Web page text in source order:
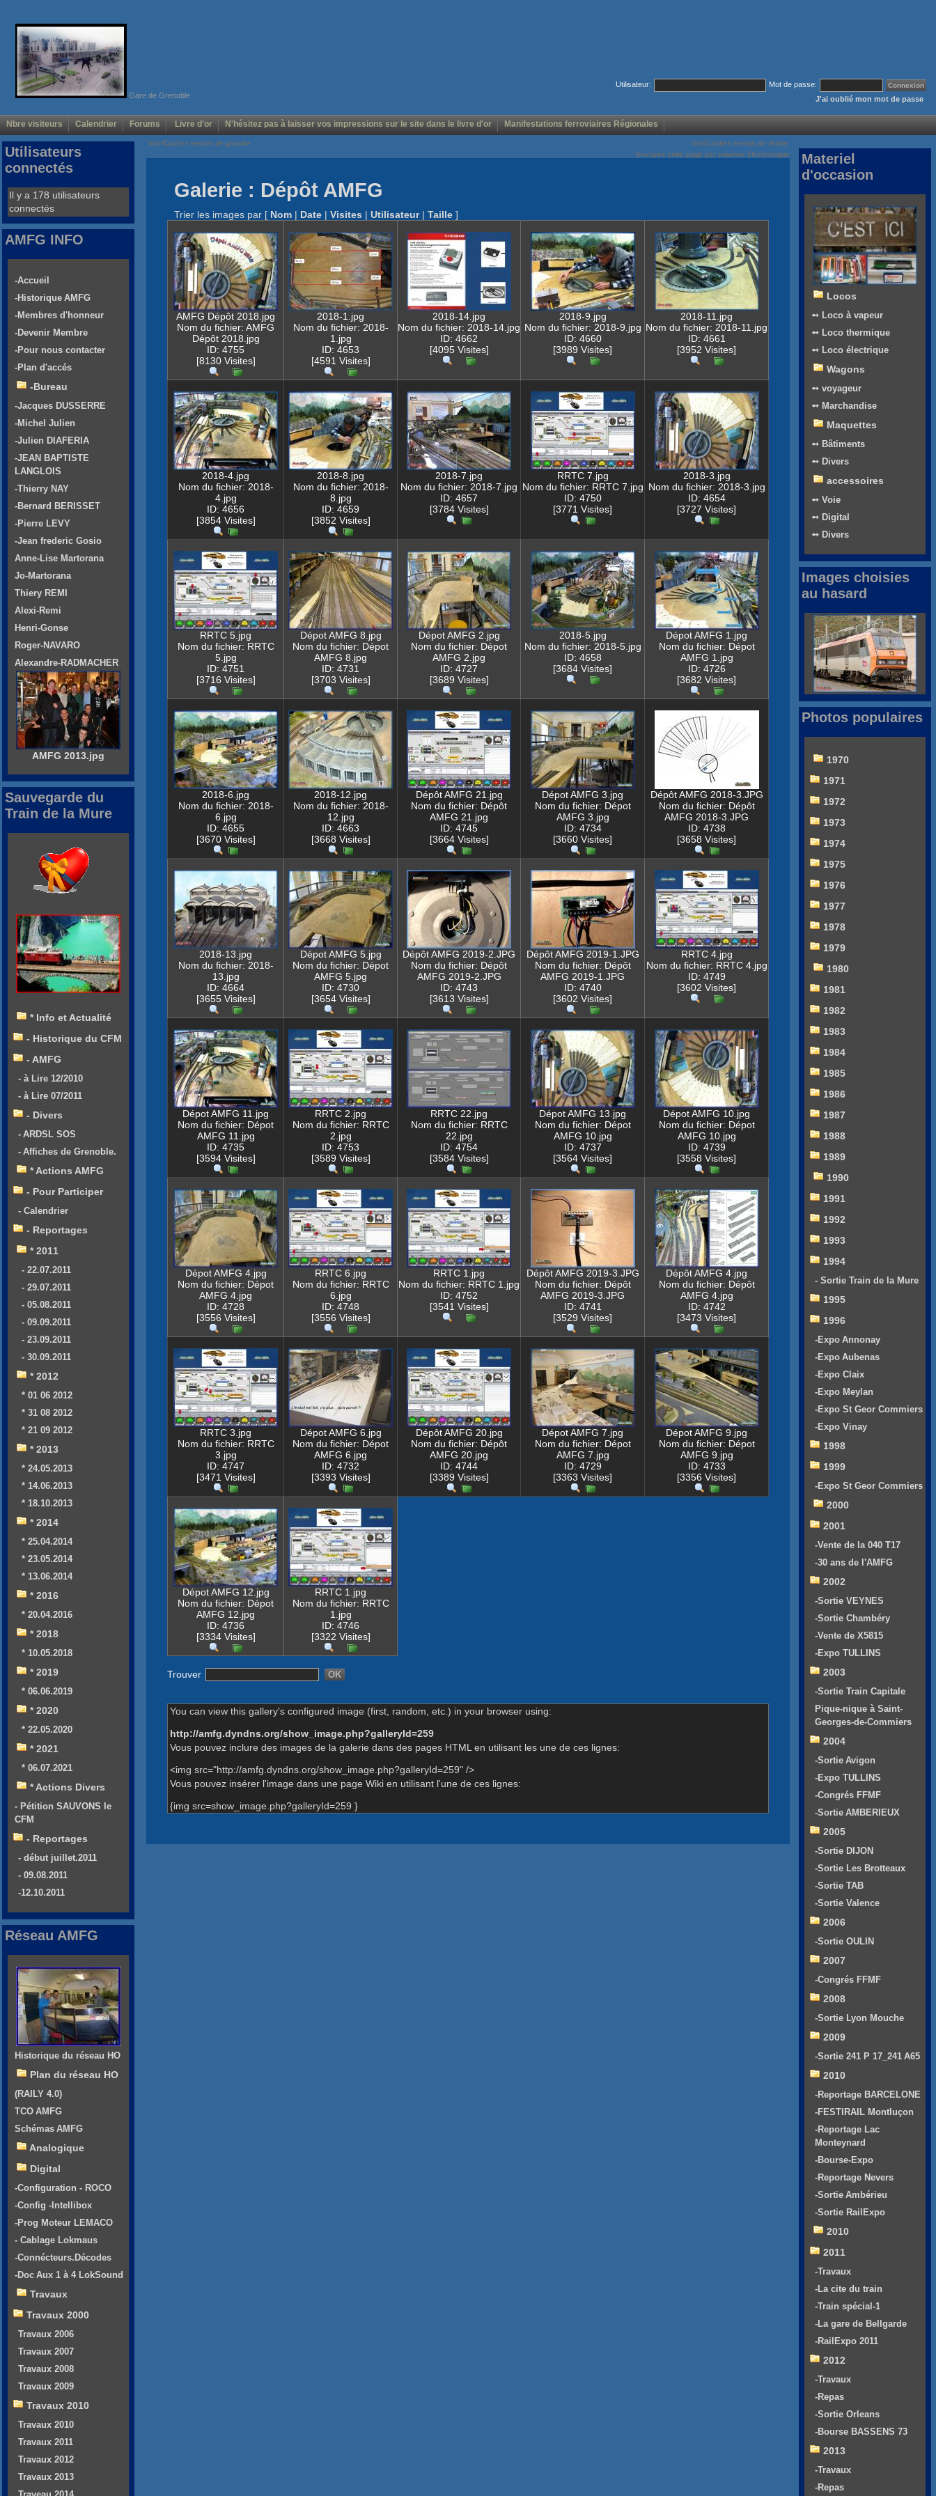
Gare de Grenoble
Utilisateur:
Mot de passe:
J'ai oublié mon mot de passe
Nbre visiteurs Calendrier Forums Livre d'or N'hésitez pas à laisser vos impressions sur le site dans le livre d'or Manifestations ferroviaires Régionales
Voir/Cacher menus de gauche
Voir/Cacher menus de droite
Envoyez cette page par courrier électronique
Galerie : Dépôt AMFG
Trier les images par [ Nom | Date | Visites | Utilisateur| Taille ]
AMFG Dépôt 2018.jpg
Nom du fichier: AMFG
Dépôt 2018.jpg
ID: 4755
[8130 Visites]
2018-1.jpg
Nom du fichier: 2018-
1.jpg
ID: 4653
[4591 Visites]
2018-14.jpg
Nom du fichier: 2018-14.jpg
ID: 4662
[4095 Visites]
2018-9.jpg
Nom du fichier: 2018-9.jpg
ID: 4660
[3989 Visites]
2018-11.jpg
Nom du fichier: 2018-11.jpg
ID: 4661
[3952 Visites]
2018-4.jpg
Nom du fichier: 2018-
4.jpg
ID: 4656
[3854 Visites]
2018-8.jpg
Nom du fichier: 2018-
8.jpg
ID: 4659
[3852 Visites]
2018-7.jpg
Nom du fichier: 2018-7.jpg
ID: 4657
[3784 Visites]
RRTC 7.jpg
Nom du fichier: RRTC 7.jpg
ID: 4750
[3771 Visites]
2018-3.jpg
Nom du fichier: 2018-3.jpg
ID: 4654
[3727 Visites]
RRTC 5.jpg
Nom du fichier: RRTC
5.jpg
ID: 4751
[3716 Visites]
Dépot AMFG 8.jpg
Nom du fichier: Dépot
AMFG 8.jpg
ID: 4731
[3703 Visites]
Dépot AMFG 2.jpg
Nom du fichier: Dépot
AMFG 2.jpg
ID: 4727
[3689 Visites]
2018-5.jpg
Nom du fichier: 2018-5.jpg
ID: 4658
[3684 Visites]
Dépot AMFG 1.jpg
Nom du fichier: Dépot
AMFG 1.jpg
ID: 4726
[3682 Visites]
2018-6.jpg
Nom du fichier: 2018-
6.jpg
ID: 4655
[3670 Visites]
2018-12.jpg
Nom du fichier: 2018-
12.jpg
ID: 4663
[3668 Visites]
Dépôt AMFG 21.jpg
Nom du fichier: Dépôt
AMFG 21.jpg
ID: 4745
[3664 Visites]
Dépot AMFG 3.jpg
Nom du fichier: Dépot
AMFG 3.jpg
ID: 4734
[3660 Visites]
Dépôt AMFG 2018-3.JPG
Nom du fichier: Dépôt
AMFG 2018-3.JPG
ID: 4738
[3658 Visites]
2018-13.jpg
Nom du fichier: 2018-
13.jpg
ID: 4664
[3655 Visites]
Dépot AMFG 5.jpg
Nom du fichier: Dépot
AMFG 5.jpg
ID: 4730
[3654 Visites]
Dépôt AMFG 2019-2.JPG
Nom du fichier: Dépôt
AMFG 2019-2.JPG
ID: 4743
[3613 Visites]
Dépôt AMFG 2019-1.JPG
Nom du fichier: Dépôt
AMFG 2019-1.JPG
ID: 4740
[3602 Visites]
RRTC 4.jpg
Nom du fichier: RRTC 4.jpg
ID: 4749
[3602 Visites]
Dépot AMFG 11.jpg
Nom du fichier: Dépot
AMFG 11.jpg
ID: 4735
[3594 Visites]
RRTC 2.jpg
Nom du fichier: RRTC
2.jpg
ID: 4753
[3589 Visites]
RRTC 22.jpg
Nom du fichier: RRTC
22.jpg
ID: 4754
[3584 Visites]
Dépot AMFG 13.jpg
Nom du fichier: Dépot
AMFG 10.jpg
ID: 4737
[3564 Visites]
Dépot AMFG 10.jpg
Nom du fichier: Dépot
AMFG 10.jpg
ID: 4739
[3558 Visites]
Dépot AMFG 4.jpg
Nom du fichier: Dépot
AMFG 4.jpg
ID: 4728
[3556 Visites]
RRTC 6.jpg
Nom du fichier: RRTC
6.jpg
ID: 4748
[3556 Visites]
RRTC 1.jpg
Nom du fichier: RRTC 1.jpg
ID: 4752
[3541 Visites]
Dépôt AMFG 2019-3.JPG
Nom du fichier: Dépôt
AMFG 2019-3.JPG
ID: 4741
[3529 Visites]
Dépôt AMFG 4.jpg
Nom du fichier: Dépôt
AMFG 4.jpg
ID: 4742
[3473 Visites]
RRTC 3.jpg
Nom du fichier: RRTC
3.jpg
ID: 4747
[3471 Visites]
Dépot AMFG 6.jpg
Nom du fichier: Dépot
AMFG 6.jpg
ID: 4732
[3393 Visites]
Dépôt AMFG 20.jpg
Nom du fichier: Dépôt
AMFG 20.jpg
ID: 4744
[3389 Visites]
Dépot AMFG 7.jpg
Nom du fichier: Dépot
AMFG 7.jpg
ID: 4729
[3363 Visites]
Dépot AMFG 9.jpg
Nom du fichier: Dépot
AMFG 9.jpg
ID: 4733
[3356 Visites]
Dépot AMFG 12.jpg
Nom du fichier: Dépot
AMFG 12.jpg
ID: 4736
[3334 Visites]
RRTC 1.jpg
Nom du fichier: RRTC
1.jpg
ID: 4746
[3322 Visites]
Trouver
You can view this gallery's configured image (first, random, etc.) in your browser using:
http://amfg.dyndns.org/show_image.php?galleryId=259
Vous pouvez inclure des images de la galerie dans des pages HTML en utilisant les une de ces lignes:
<img src="http://amfg.dyndns.org/show_image.php?galleryId=259" />
Vous pouvez insérer l'image dans une page Wiki en utilisant l'une de ces lignes:
{img src=show_image.php?galleryId=259 }
Utilisateurs
connectés
Il y a 178 utilisateurs
connectés
AMFG INFO
-Accueil
-Historique AMFG
-Membres d'honneur
-Devenir Membre
-Pour nous contacter
-Plan d'accés
-Bureau
-Jacques DUSSERRE
-Michel Julien
-Julien DIAFERIA
-JEAN BAPTISTE
LANGLOIS
-Thierry NAY
-Bernard BERISSET
-Pierre LEVY
-Jean frederic Gosio
Anne-Lise Martorana
Jo-Martorana
Thiery REMI
Alexi-Remi
Henri-Gonse
Roger-NAVARO
Alexandre-RADMACHER
AMFG 2013.jpg
Sauvegarde du
Train de la Mure
* Info et Actualité
- Historique du CFM
- AMFG
- à Lire 12/2010
- à Lire 07/2011
- Divers
- ARDSL SOS
- Affiches de Grenoble.
* Actions AMFG
- Pour Participer
- Calendrier
- Reportages
* 2011
- 22.07.2011
- 29.07.2011
- 05.08.2011
- 09.09.2011
- 23.09.2011
- 30.09.2011
* 2012
* 01 06 2012
* 31 08 2012
* 21 09 2012
* 2013
* 24.05.2013
* 14.06.2013
* 18.10.2013
* 2014
* 25.04.2014
* 23.05.2014
* 13.06.2014
* 2016
* 20.04.2016
* 2018
* 10.05.2018
* 2019
* 06.06.2019
* 2020
* 22.05.2020
* 2021
* 06.07.2021
* Actions Divers
- Pétition SAUVONS le
CFM
- Reportages
- début juillet.2011
- 09.08.2011
-12.10.2011
Réseau AMFG
Historique du réseau HO
Plan du réseau HO
(RAILY 4.0)
TCO AMFG
Schémas AMFG
Analogique
Digital
-Configuration - ROCO
-Config -Intellibox
-Prog Moteur LEMACO
- Cablage Lokmaus
-Connécteurs.Décodes
-Doc Aux 1 à 4 LokSound
Travaux
Travaux 2000
Travaux 2006
Travaux 2007
Travaux 2008
Travaux 2009
Travaux 2010
Travaux 2010
Travaux 2011
Travaux 2012
Travaux 2013
Materiel
d'occasion
Locos
➻ Loco à vapeur
➻ Loco thermique
➻ Loco électrique
Wagons
➻ voyageur
➻ Marchandise
Maquettes
➻ Bâtiments
➻ Divers
accessoires
➻ Voie
➻ Digital
➻ Divers
Images choisies
au hasard
Photos populaires
1970
1971
1972
1973
1974
1975
1976
1977
1978
1979
1980
1981
1982
1983
1984
1985
1986
1987
1988
1989
1990
1991
1992
1993
1994
- Sortie Train de la Mure
1995
1996
-Expo Annonay
-Expo Aubenas
-Expo Claix
-Expo Meylan
-Expo St Geor Commiers
-Expo Vinay
1998
1999
-Expo St Geor Commiers
2000
2001
-Vente de la 040 T17
-30 ans de l'AMFG
2002
-Sortie VEYNES
-Sortie Chambéry
-Vente de X5815
-Expo TULLINS
2003
-Sortie Train Capitale
Pique-nique à Saint-
Georges-de-Commiers
2004
-Sortie Avigon
-Expo TULLINS
-Congrés FFMF
-Sortie AMBERIEUX
2005
-Sortie DIJON
-Sortie Les Brotteaux
-Sortie TAB
-Sortie Valence
2006
-Sortie OULIN
2007
-Congrés FFMF
2008
-Sortie Lyon Mouche
2009
-Sortie 241 P 17_241 A65
2010
-Reportage BARCELONE
-FESTIRAIL Montluçon
-Reportage Lac
Monteynard
-Bourse-Expo
-Reportage Nevers
-Sortie Ambérieu
-Sortie RailExpo
2010
2011
-Travaux
-La cite du train
-Train spécial-1
-La gare de Bellgarde
-RailExpo 2011
2012
-Travaux
-Repas
-Sortie Orleans
-Bourse BASSENS 73
2013
-Travaux
-Repas